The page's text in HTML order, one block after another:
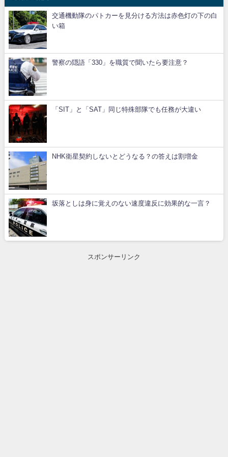
交通機動隊のパトカーを見分ける方法は赤色灯の下の白
い箱
警察の隠語「330」を職質で聞いたら要注意？
「SIT」と「SAT」同じ特殊部隊でも任務が大違い
NHK衛星契約しないとどうなる？の答えは割増金
坂落としは身に覚えのない速度違反に効果的な一言？
スポンサーリンク